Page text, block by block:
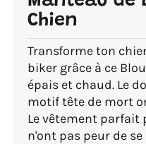
Chien
Transforme ton
biker grâce à ce
épais et chaud. Le
motif tête de mort
Le vêtement parfait
n'ont pas peur de